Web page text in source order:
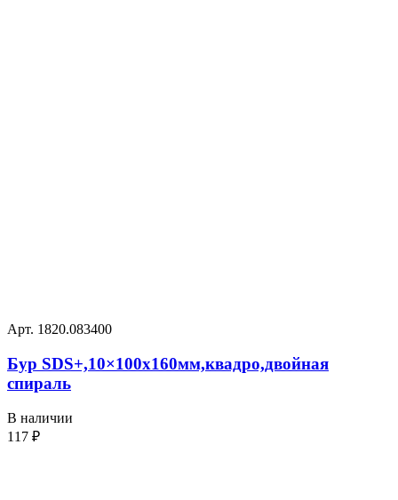
Арт. 1820.083400
Бур SDS+,10×100х160мм,квадро,двойная
спираль
В наличии
117 ₽